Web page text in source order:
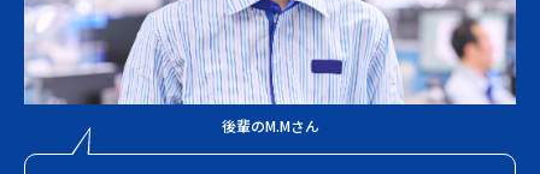
後輩のM.Mさん